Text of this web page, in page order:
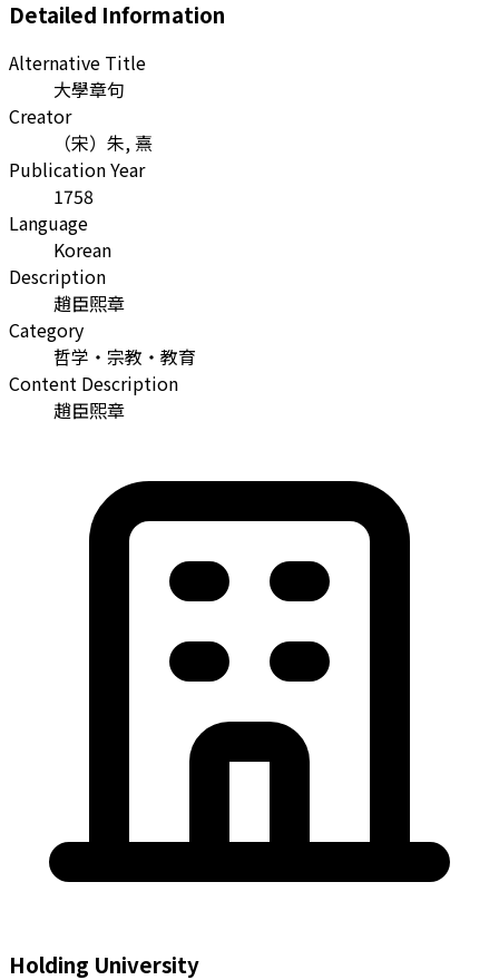
Detailed Information
Alternative Title
大學章句
Creator
（宋）朱, 熹
Publication Year
1758
Language
Korean
Description
趙臣煕章
Category
哲学・宗教・教育
Content Description
趙臣煕章
Holding University